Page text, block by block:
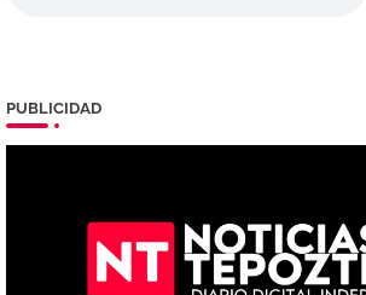
PUBLICIDAD